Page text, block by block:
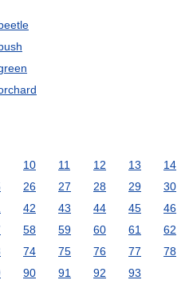
10 11 12 13 14
26 27 28 29 30
42 43 44 45 46
58 59 60 61 62
74 75 76 77 78
90 91 92 93